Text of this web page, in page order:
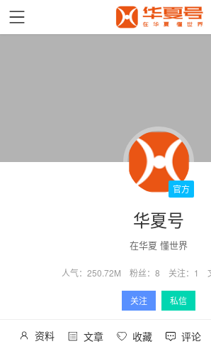
官方
华夏号
在华夏 懂世界
人气： 250.72M 粉丝： 8 关注： 1
关注 私信
资料 文章 收藏 评论